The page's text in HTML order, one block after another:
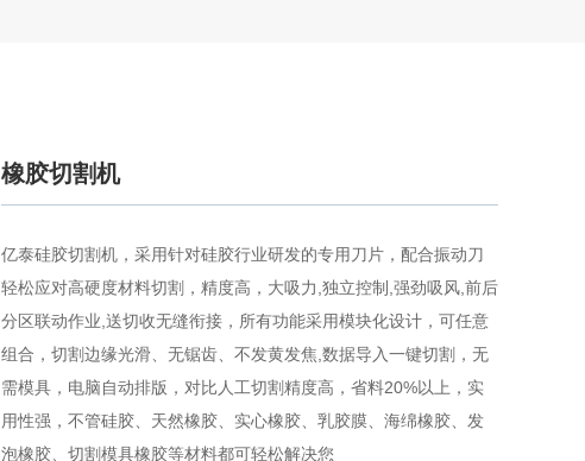
橡胶切割机
亿泰硅胶切割机，采用针对硅胶行业研发的专用刀片，配合振动刀
轻松应对高硬度材料切割，精度高，大吸力,独立控制,强劲吸风,前后
分区联动作业,送切收无缝衔接，所有功能采用模块化设计，可任意
组合，切割边缘光滑、无锯齿、不发黄发焦,数据导入一键切割，无
需模具，电脑自动排版，对比人工切割精度高，省料20%以上，实
用性强，不管硅胶、天然橡胶、实心橡胶、乳胶膜、海绵橡胶、发
泡橡胶、切割模具橡胶等材料都可轻松解决您